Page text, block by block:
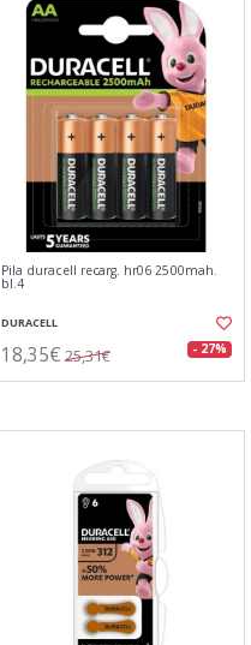
Pila duracell recarg. hr06 2500mah.
bl.4
DURACELL
18,35€ 25,31€ - 27%